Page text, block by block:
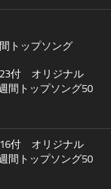
トップソング
付 オリジナル
間トップソング50
付 オリジナル
間トップソング50